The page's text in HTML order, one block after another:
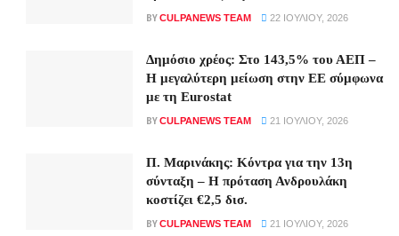
BYCULPANEWS TEAM 22 ΙΟΥΛΊΟΥ, 2026
Δημόσιο χρέος: Στο 143,5% του ΑΕΠ –
Η μεγαλύτερη μείωση στην ΕΕ σύμφωνα
με τη Eurostat
BYCULPANEWS TEAM 21 ΙΟΥΛΊΟΥ, 2026
Π. Μαρινάκης: Κόντρα για την 13η
σύνταξη – Η πρόταση Ανδρουλάκη
κοστίζει €2,5 δισ.
BYCULPANEWS TEAM 21 ΙΟΥΛΊΟΥ, 2026